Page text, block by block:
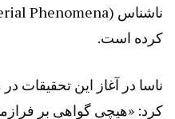
کرده است.
ناسا در آغاز این تحقیقات
کرد: «هیچی گواهی بر